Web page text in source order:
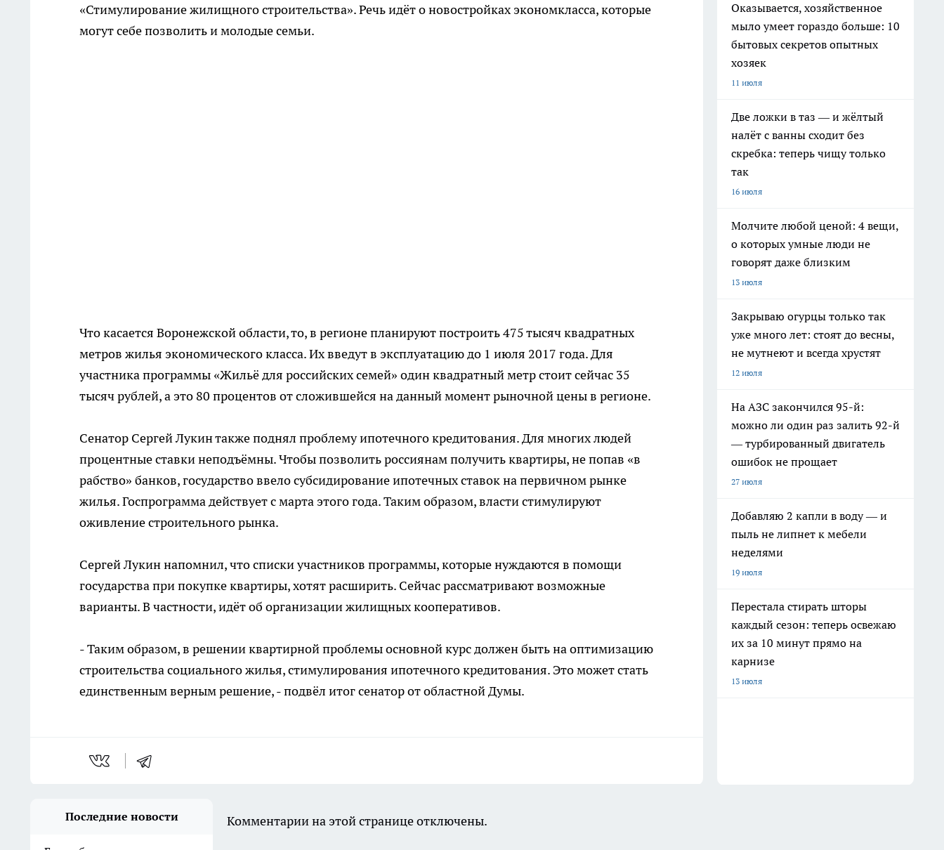
«Стимулирование жилищного строительства». Речь идёт о новостройках экономкласса, которые
могут себе позволить и молодые семьи.
Что касается Воронежской области, то, в регионе планируют построить 475 тысяч квадратных
метров жилья экономического класса. Их введут в эксплуатацию до 1 июля 2017 года. Для
участника программы «Жильё для российских семей» один квадратный метр стоит сейчас 35
тысяч рублей, а это 80 процентов от сложившейся на данный момент рыночной цены в регионе.
Сенатор Сергей Лукин также поднял проблему ипотечного кредитования. Для многих людей
процентные ставки неподъёмны. Чтобы позволить россиянам получить квартиры, не попав «в
рабство» банков, государство ввело субсидирование ипотечных ставок на первичном рынке
жилья. Госпрограмма действует с марта этого года. Таким образом, власти стимулируют
оживление строительного рынка.
Сергей Лукин напомнил, что списки участников программы, которые нуждаются в помощи
государства при покупке квартиры, хотят расширить. Сейчас рассматривают возможные
варианты. В частности, идёт об организации жилищных кооперативов.
- Таким образом, в решении квартирной проблемы основной курс должен быть на оптимизацию
строительства социального жилья, стимулирования ипотечного кредитования. Это может стать
единственным верным решение, - подвёл итог сенатор от областной Думы.
Оказывается, хозяйственное
мыло умеет гораздо больше: 10
бытовых секретов опытных
хозяек
11 июля
Две ложки в таз — и жёлтый
налёт с ванны сходит без
скребка: теперь чищу только
так
16 июля
Молчите любой ценой: 4 вещи,
о которых умные люди не
говорят даже близким
13 июля
Закрываю огурцы только так
уже много лет: стоят до весны,
не мутнеют и всегда хрустят
12 июля
На АЗС закончился 95-й:
можно ли один раз залить 92-й
— турбированный двигатель
ошибок не прощает
27 июля
Добавляю 2 капли в воду — и
пыль не липнет к мебели
неделями
19 июля
Перестала стирать шторы
каждый сезон: теперь освежаю
их за 10 минут прямо на
карнизе
13 июля
Последние новости Комментарии на этой странице отключены.